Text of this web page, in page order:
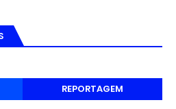
REPORTAGEM